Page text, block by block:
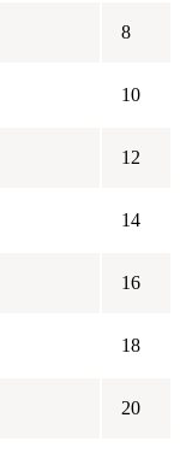
8
10
12
14
16
18
20